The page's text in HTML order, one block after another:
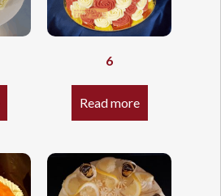
6
Read more